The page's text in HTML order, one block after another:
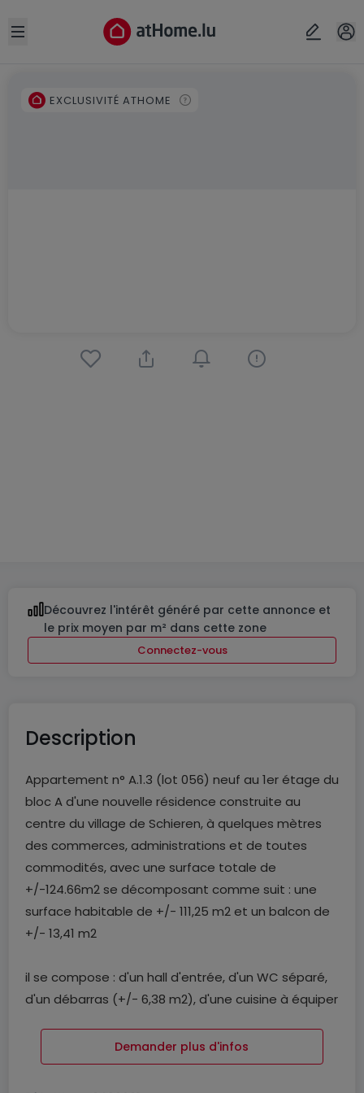
Open sidebar
EXCLUSIVITÉ ATHOME
Découvrez l'intérêt généré par cette annonce et
le prix moyen par m² dans cette zone
Connectez-vous
Description
Appartement n° A.1.3 (lot 056) neuf au 1er étage du
bloc A d'une nouvelle résidence construite au
centre du village de Schieren, à quelques mètres
des commerces, administrations et de toutes
commodités, avec une surface totale de
+/-124.66m2 se décomposant comme suit : une
surface habitable de +/- 111,25 m2 et un balcon de
+/- 13,41 m2
il se compose : d'un hall d'entrée, d'un WC séparé,
d'un débarras (+/- 6,38 m2), d'une cuisine à équiper
accès à un balcon , d'un hall de nuit desservant 2
salles de douche, une avec WC (+/- 5,19 m2) et
Demander plus d'infos